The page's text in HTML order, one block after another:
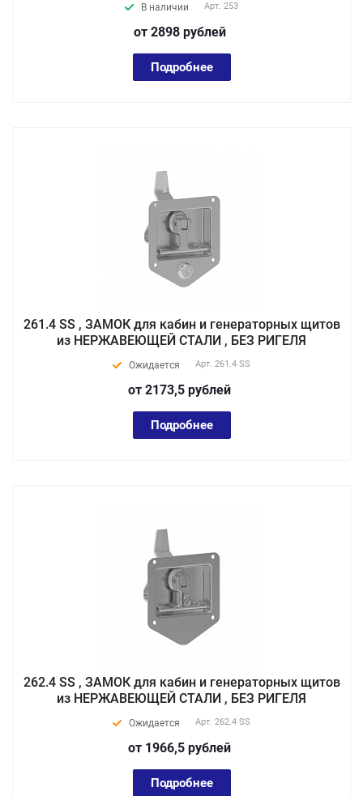
В наличии Арт. 253
от 2898 рублей
Подробнее
261.4 SS , ЗАМОК для кабин и генераторных щитов
из НЕРЖАВЕЮЩЕЙ СТАЛИ , БЕЗ РИГЕЛЯ
Ожидается Арт. 261.4 SS
от 2173,5 рублей
Подробнее
262.4 SS , ЗАМОК для кабин и генераторных щитов
из НЕРЖАВЕЮЩЕЙ СТАЛИ , БЕЗ РИГЕЛЯ
Ожидается Арт. 262.4 SS
от 1966,5 рублей
Подробнее